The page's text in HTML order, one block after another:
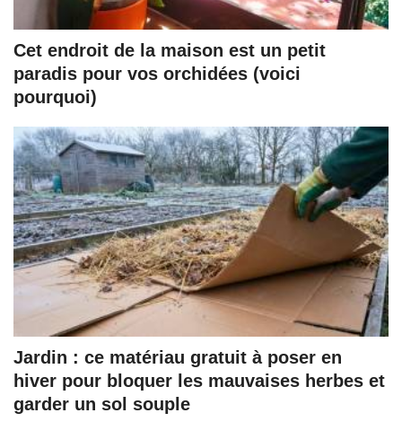
Cet endroit de la maison est un petit
paradis pour vos orchidées (voici
pourquoi)
Jardin : ce matériau gratuit à poser en
hiver pour bloquer les mauvaises herbes et
garder un sol souple